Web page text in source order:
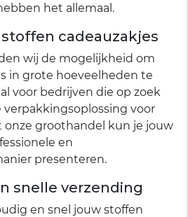
het allemaal.
cadeauzakjes
wij de mogelijkheid om
in grote hoeveelheden te
voor bedrijven die op zoek
verpakkingsoplossing voor
onze groothandel kun je jouw
en
presenteren.
snelle verzending
en snel jouw stoffen